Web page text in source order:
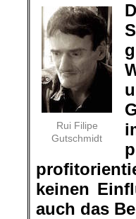
Rui Filipe
Gutschmidt
keinen
auch das